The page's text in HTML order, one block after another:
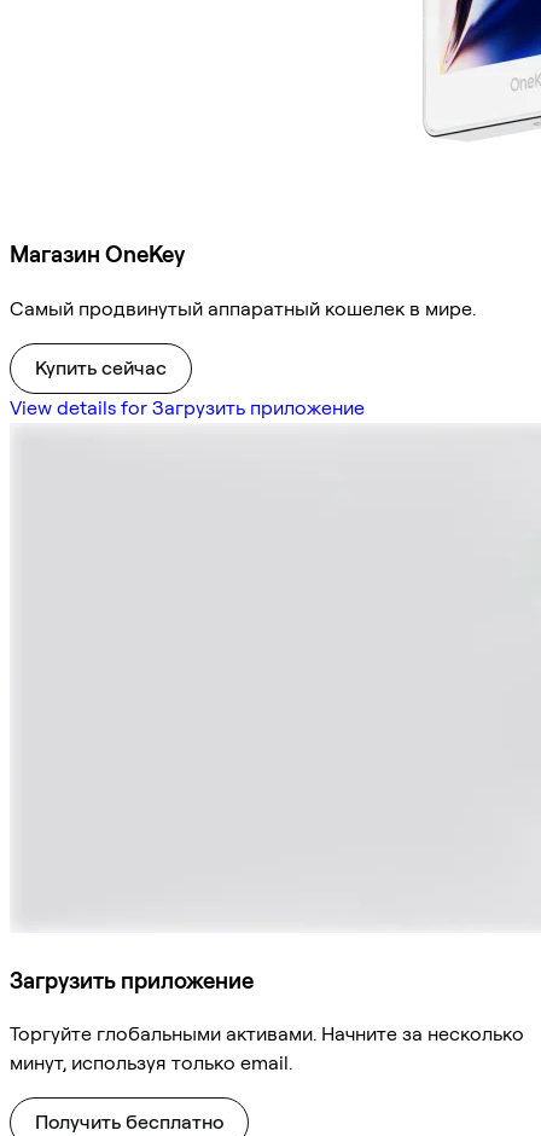
Магазин OneKey
Самый продвинутый аппаратный кошелек в мире.
Купить сейчас
View details for Загрузить приложение
Загрузить приложение
Торгуйте глобальными активами. Начните за несколько
минут, используя только email.
Получить бесплатно